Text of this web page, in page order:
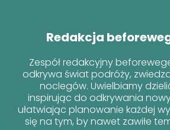
Redakcja
Zespół redakcyjny
odkrywa świat podróży,
noclegów. Uwielbiamy
inspirując do odkrywania
ułatwiając planowanie każdej
się na tym, by nawet zawiłe